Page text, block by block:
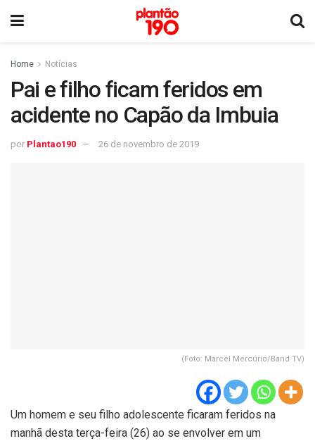
Home Notícias
Pai e filho ficam feridos em
acidente no Capão da Imbuia
por Plantao190 26 de novembro de 2019
(Foto: Marcel Mercúrio/Band TV)
Um homem e seu filho adolescente ficaram feridos na
manhã desta terça-feira (26) ao se envolver em um